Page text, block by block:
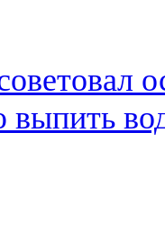
выпить